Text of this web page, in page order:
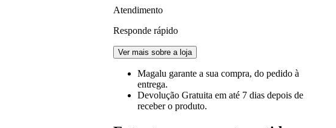
Atendimento
Responde rápido
Ver mais sobre a loja
Magalu garante a sua compra, do pedido à
entrega.
Devolução Gratuita em até 7 dias depois de
receber o produto.